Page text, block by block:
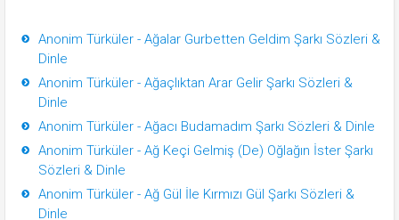
Anonim Türküler - Ağalar Gurbetten Geldim Şarkı Sözleri &
Dinle
Anonim Türküler - Ağaçlıktan Arar Gelir Şarkı Sözleri &
Dinle
Anonim Türküler - Ağacı Budamadım Şarkı Sözleri & Dinle
Anonim Türküler - Ağ Keçi Gelmiş (De) Oğlağın İster Şarkı
Sözleri & Dinle
Anonim Türküler - Ağ Gül İle Kırmızı Gül Şarkı Sözleri &
Dinle